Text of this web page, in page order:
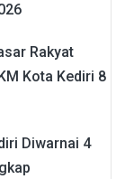
Rakyat
Kota Kediri 8
Diwarnai 4